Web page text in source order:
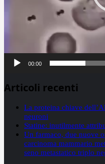
00:00
Articoli recenti
La proteina chiave
neuroni
Statine: inutilmente
Un farmaco, due nuove
carcinoma mammario
seno metastatico triplo